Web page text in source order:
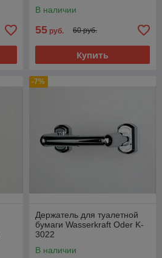
В наличии
55 руб. 60 руб.
Купить
-7%
Держатель для туалетной
бумаги Wasserkraft Oder K-
3022
В наличии